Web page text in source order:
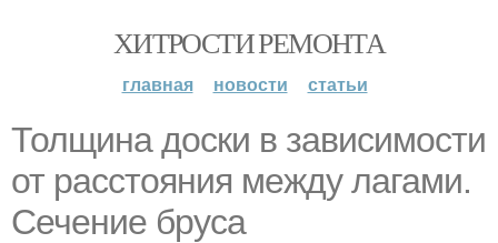
ХИТРОСТИ РЕМОНТА
главная новости статьи
Толщина доски в зависимости
от расстояния между лагами.
Сечение бруса